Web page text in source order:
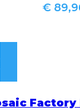
€
Factory